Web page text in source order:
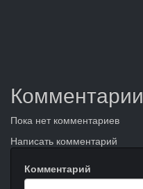
Комментарии
Пока нет комментариев
Написать комментарий
Комментарий